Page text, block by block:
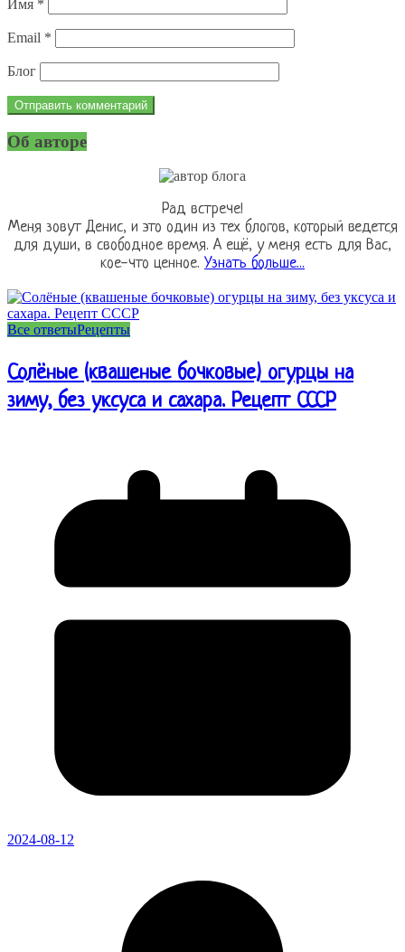
Имя *
Email *
Блог
Об авторе
Рад встрече!
Меня зовут Денис, и это один из тех блогов, который ведется
для души, в свободное время. А ещё, у меня есть для Вас,
кое-что ценное. Узнать больше...
Все ответыРецепты
Солёные (квашеные бочковые) огурцы на
зиму, без уксуса и сахара. Рецепт СССР
2024-08-12